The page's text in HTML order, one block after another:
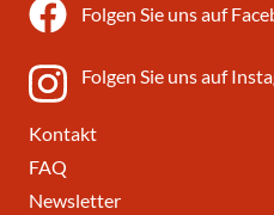
Folgen Sie uns auf
Folgen Sie uns auf
Kontakt
FAQ
Newsletter